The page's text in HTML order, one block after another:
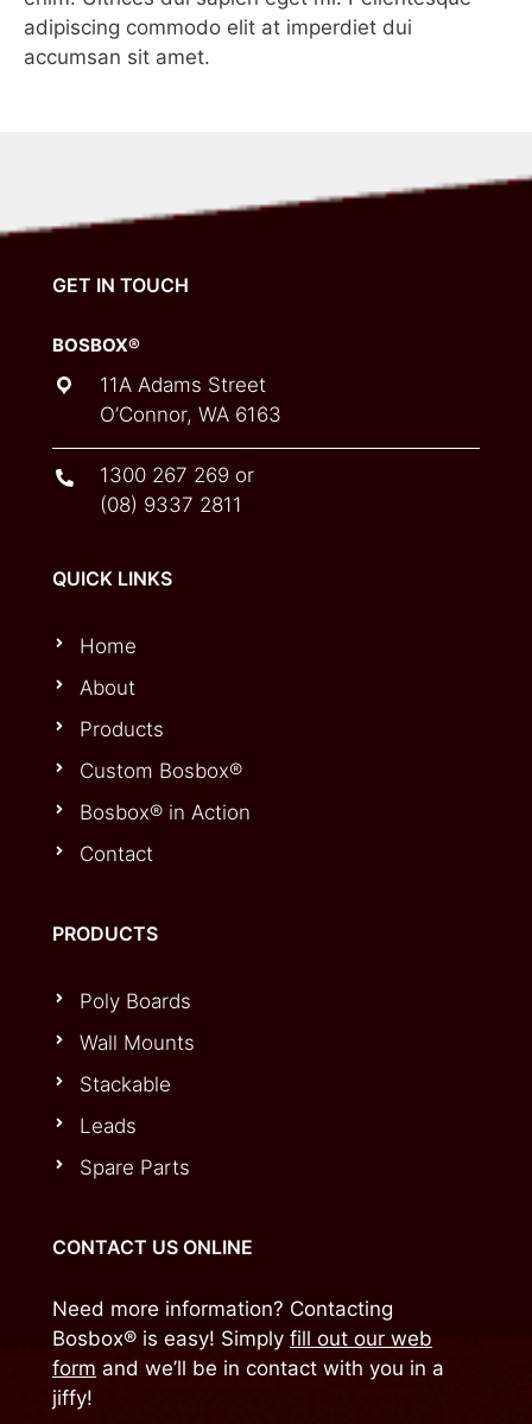
adipiscing commodo elit at imperdiet dui
accumsan sit amet.
GET IN TOUCH
BOSBOX®
11A Adams Street
O’Connor, WA 6163
1300 267 269 or
(08) 9337 2811
QUICK LINKS
Home
About
Products
Custom Bosbox®
Bosbox® in Action
Contact
PRODUCTS
Poly Boards
Wall Mounts
Stackable
Leads
Spare Parts
CONTACT US ONLINE
Need more information? Contacting
Bosbox® is easy! Simply fill out our web
form and we’ll be in contact with you in a
jiffy!